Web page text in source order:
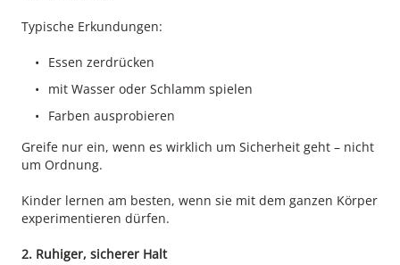
Typische Erkundungen:
Essen zerdrücken
mit Wasser oder Schlamm spielen
Farben ausprobieren
Greife nur ein, wenn es wirklich um Sicherheit geht – nicht
um Ordnung.
Kinder lernen am besten, wenn sie mit dem ganzen Körper
experimentieren dürfen.
2. Ruhiger, sicherer Halt